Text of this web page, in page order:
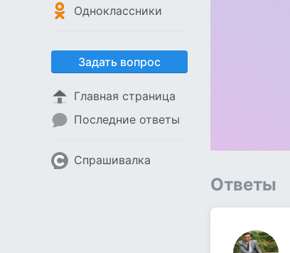
Одноклассники
Задать вопрос
Главная страница
Последние ответы
Спрашивалка
Ответы